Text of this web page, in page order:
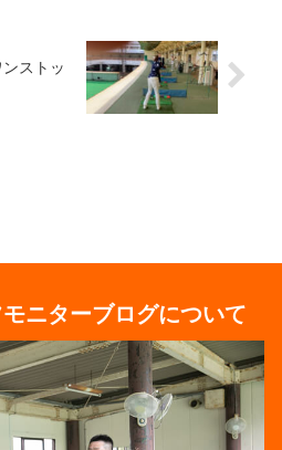
ストッ
ニターブログについて